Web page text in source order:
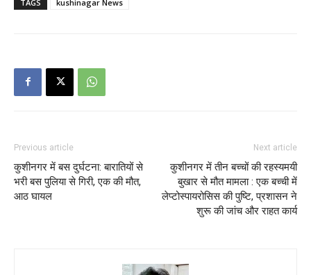
TAGS kushinagar News
Previous article
कुशीनगर में बस दुर्घटना: बारातियों से
भरी बस पुलिया से गिरी, एक की मौत,
आठ घायल
Next article
कुशीनगर में तीन बच्चों की रहस्यमयी
बुखार से मौत मामला : एक बच्ची में
लेप्टोस्पायरोसिस की पुष्टि, प्रशासन ने
शुरू की जांच और राहत कार्य